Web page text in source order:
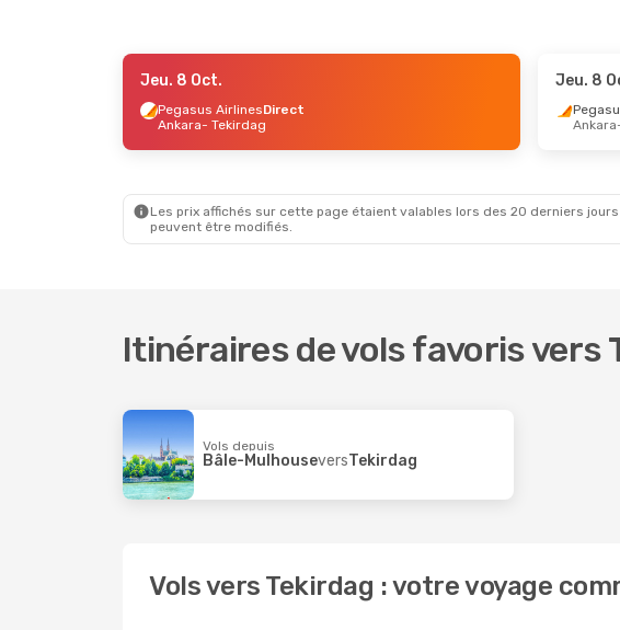
- Jeu. 17 Sept.
Direct
- Tekirdag
Jeu. 8 Oct.
Pegasus AirlinesDirect
Ankara- Tekirdag
Jeu. 8
Ankara
Les prix affichés sur cette page étaient valables lors des 20 derniers
peuvent être modifiés.
Itinéraires de vols favoris vers
Vols depuis
Bâle-MulhouseversTekirdag
Vols vers Tekirdag : votre voyage